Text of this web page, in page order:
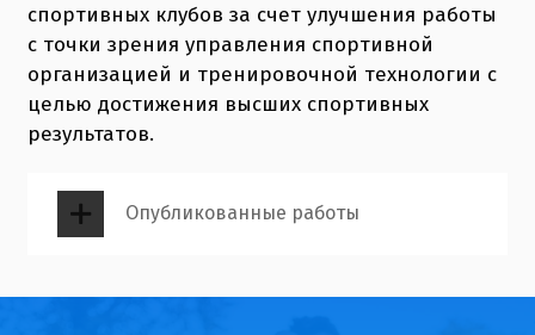
спортивных клубов за счет улучшения работы
с точки зрения управления спортивной
организацией и тренировочной технологии с
целью достижения высших спортивных
результатов.
Опубликованные работы